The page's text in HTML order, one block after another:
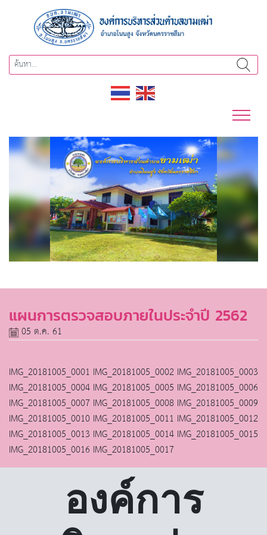
แผนการตรวจสอบภายในประจำปี 2562
05 ต.ค. 61
IMG_20181005_0001 IMG_20181005_0002 IMG_20181005_0003
IMG_20181005_0004 IMG_20181005_0005 IMG_20181005_0006
IMG_20181005_0007 IMG_20181005_0008 IMG_20181005_0009
IMG_20181005_0010 IMG_20181005_0011 IMG_20181005_0012
IMG_20181005_0013 IMG_20181005_0014 IMG_20181005_0015
IMG_20181005_0016 IMG_20181005_0017
องค์การ